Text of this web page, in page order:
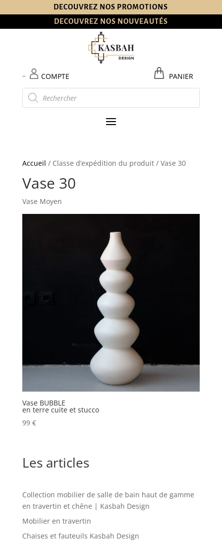
DECOUVREZ NOS PROMOTIONS
DECOUVREZ NOS NOUVEAUTÉS
COMPTE PANIER
–
Recherche
de
produits
Accueil / Classe d’expédition du produit / Vase 30
Vase 30
Vase Moyen
Vase BUBBLE
en terre cuite et stucco
99 €
Les articles
Collection mobilier de salle de bain haut de gamme
en travertin et chêne | Kasbah Design
Mobilier en travertin
Chaises et fauteuils Kasbah Design